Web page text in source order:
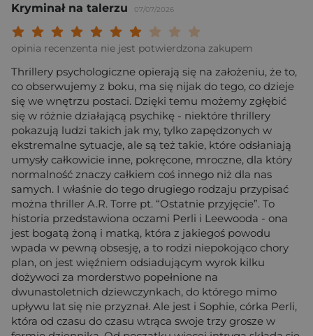
Kryminał na talerzu 07/07/2026
Twoja ocena:
Twoja ocena: Wybitna 9/
Twoja ocena: Rewelacyjna 8/
Twoja ocena: Bardzo dobra 7/10"
Twoja ocena: Dobra 6/10"
Twoja ocena: Przeciętna 5/10"
Twoja ocena: Może być 4/10"
Twoja ocena: Słaba 3/10"
Twoja ocena: Bardzo słaba 2/10"
Twoja ocena: Beznadziejna 1/10"
opinia recenzenta nie jest potwierdzona zakupem
Thrillery psychologiczne opierają się na założeniu, że to,
co obserwujemy z boku, ma się nijak do tego, co dzieje
się we wnętrzu postaci. Dzięki temu możemy zgłębić
się w różnie działającą psychikę - niektóre thrillery
pokazują ludzi takich jak my, tylko zapędzonych w
ekstremalne sytuacje, ale są też takie, które odsłaniają
umysły całkowicie inne, pokręcone, mroczne, dla który
normalność znaczy całkiem coś innego niż dla nas
samych. I właśnie do tego drugiego rodzaju przypisać
można thriller A.R. Torre pt. “Ostatnie przyjęcie”. To
historia przedstawiona oczami Perli i Leewooda - ona
jest bogatą żoną i matką, która z jakiegoś powodu
wpada w pewną obsesję, a to rodzi niepokojąco chory
plan, on jest więźniem odsiadującym wyrok kilku
dożywoci za morderstwo popełnione na
dwunastoletnich dziewczynkach, do którego mimo
upływu lat się nie przyznał. Ale jest i Sophie, córka Perli,
która od czasu do czasu wtrąca swoje trzy grosze w